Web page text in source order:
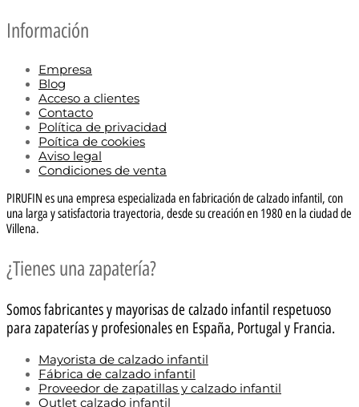
Información
Empresa
Blog
Acceso a clientes
Contacto
Política de privacidad
Poítica de cookies
Aviso legal
Condiciones de venta
PIRUFIN es una empresa especializada en fabricación de calzado infantil, con
una larga y satisfactoria trayectoria, desde su creación en 1980 en la ciudad de
Villena.
¿Tienes una zapatería?
Somos fabricantes y mayorisas de calzado infantil respetuoso
para zapaterías y profesionales en España, Portugal y Francia.
Mayorista de calzado infantil
Fábrica de calzado infantil
Proveedor de zapatillas y calzado infantil
Outlet calzado infantil